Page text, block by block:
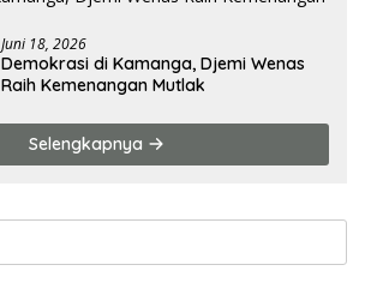
Juni 18, 2026
Demokrasi di Kamanga, Djemi Wenas
Raih Kemenangan Mutlak
Selengkapnya